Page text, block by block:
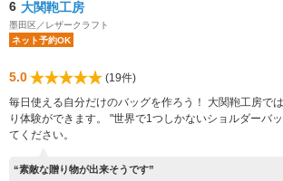
6 大関鞄工房
墨田区／レザークラフト
ネット予約OK
5.0
(19件)
毎日使える自分だけのバッグを作ろう！ 大関鞄工房で
り体験ができます。 "世界で1つしかないショルダーバ
てください。
“素敵な贈り物が出来そうです”